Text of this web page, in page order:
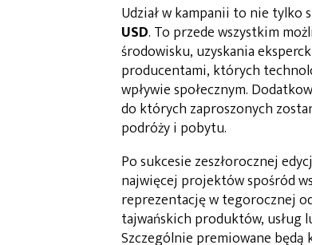
Udział w kampanii to nie tylko
USD. To przede wszystkim
środowisku, uzyskania
producentami, których
wpływie społecznym.
do których zaproszonych
podróży i pobytu.
Po sukcesie zeszłorocznej
najwięcej projektów spośród
reprezentację w tegorocznej
tajwańskich produktów, usług
Szczególnie premiowane